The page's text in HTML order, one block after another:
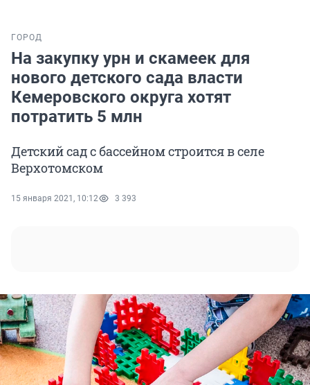
ГОРОД
На закупку урн и скамеек для
нового детского сада власти
Кемеровского округа хотят
потратить 5 млн
Детский сад с бассейном строится в селе
Верхотомском
15 января 2021, 10:12 3 393